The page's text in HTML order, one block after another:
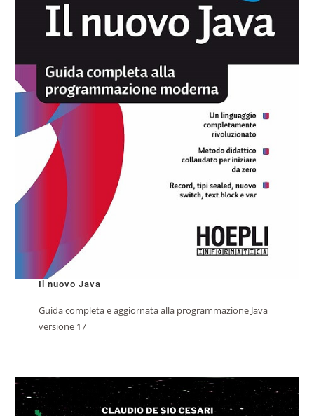
Il nuovo Java
Guida completa e aggiornata alla programmazione Java
versione 17